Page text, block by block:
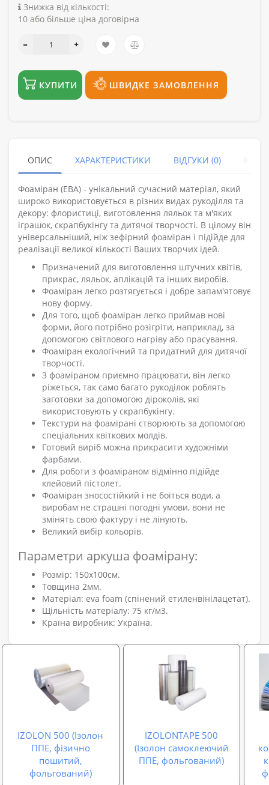
Знижка від кількості:
10 або більше ціна договірна
КУПИТИ ШВИДКЕ ЗАМОВЛЕННЯ
ОПИС ХАРАКТЕРИСТИКИ ВІДГУКИ (0)
Фоаміран (ЕВА) - унікальний сучасний матеріал, який
широко використовується в різних видах рукоділля та
декору: флористиці, виготовлення ляльок та м'яких
іграшок, скрапбукінгу та дитячої творчості. В цілому він
універсальніший, ніж зефірний фоаміран і підійде для
реалізації великої кількості Ваших творчих ідей.
Призначений для виготовлення штучних квітів,
прикрас, ляльок, аплікацій та інших виробів.
Фоаміран легко розтягується і добре запам'ятовує
нову форму.
Для того, щоб фоаміран легко приймав нові
форми, його потрібно розігріти, наприклад, за
допомогою світлового нагріву або прасування.
Фоаміран екологічний та придатний для дитячої
творчості.
З фоаміраном приємно працювати, він легко
ріжеться, так само багато рукоділок роблять
заготовки за допомогою діроколів, які
використовують у скрапбукінгу.
Текстури на фоамірані створюють за допомогою
спеціальних квіткових молдів.
Готовий виріб можна прикрасити художніми
фарбами.
Для роботи з фоаміраном відмінно підійде
клейовий пістолет.
Фоаміран зносостійкий і не боїться води, а
виробам не страшні погодні умови, вони не
змінять свою фактуру і не лінують.
Великий вибір кольорів.
Параметри аркуша фоамірану:
Розмір: 150х100см.
Товщина 2мм.
Матеріал: eva foam (спінений етиленвінілацетат).
Щільність матеріалу: 75 кг/м3.
Країна виробник: Україна.
IZOLON 500 (Ізолон
ППЕ, фізично
пошитий,
фольгований)
IZOLONTAPE 500
(Ізолон самоклеючий
ППЕ, фольгований)